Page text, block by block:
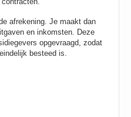
afrekening. Je maakt dan
en inkomsten. Deze
opgevraagd, zodat
besteed is.